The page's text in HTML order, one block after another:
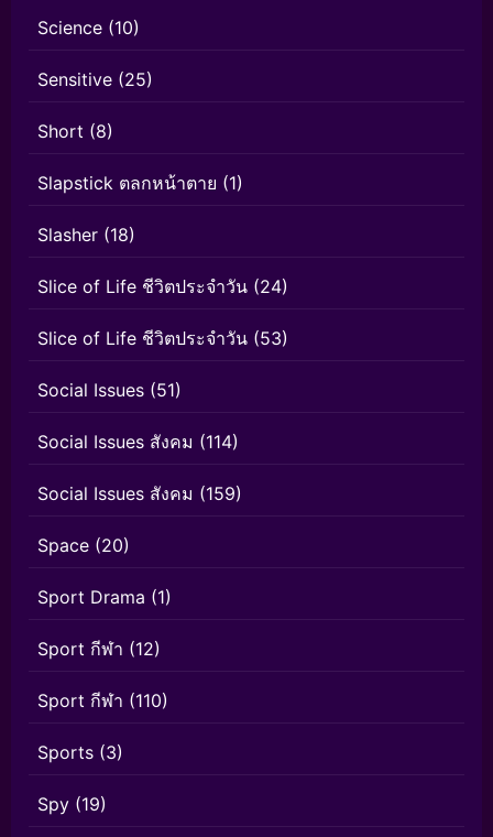
Science (10)
Sensitive (25)
Short (8)
Slapstick ตลกหน้าตาย (1)
Slasher (18)
Slice of Life ชีวิตประจำวัน (24)
Slice of Life ชีวิตประจำวัน (53)
Social Issues (51)
Social Issues สังคม (114)
Social Issues สังคม (159)
Space (20)
Sport Drama (1)
Sport กีฬา (12)
Sport กีฬา (110)
Sports (3)
Spy (19)